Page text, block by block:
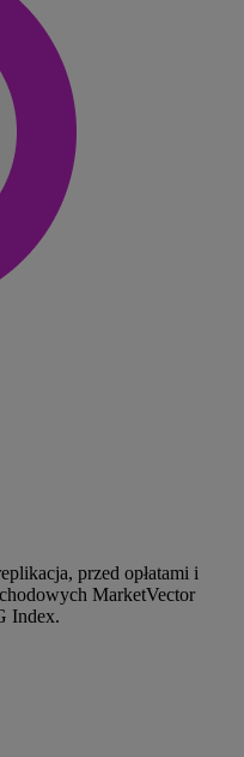
przed opłatami i
MarketVector
Index.